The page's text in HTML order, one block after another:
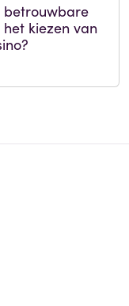
betrouwbare
kiezen van